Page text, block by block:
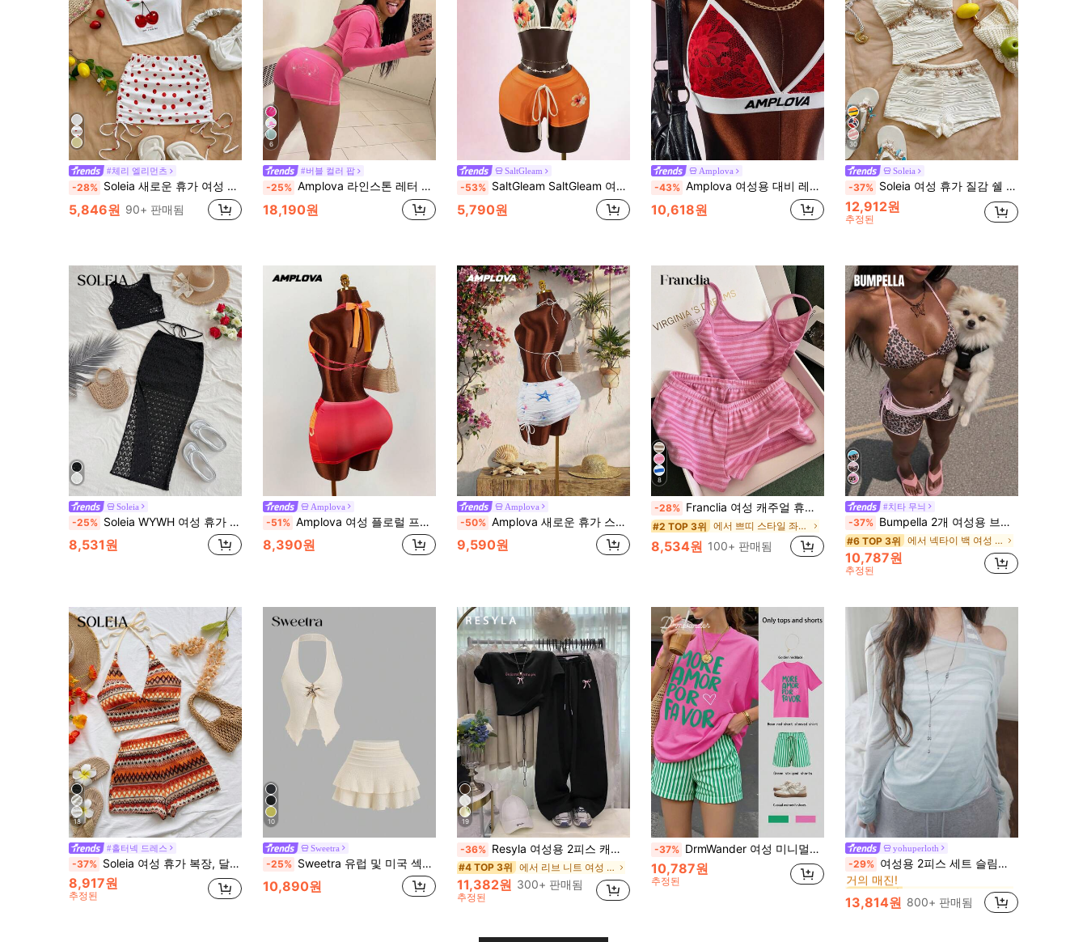
#체리 엘리먼츠
-28% Soleia 새로운 휴가 여성 캐주얼 미니멀리스트 체리 프린트 백리스 크롭 탑 + 물방울 무늬가 있는 플리츠 로우 웨이스트 미니 스커트, 여름 착용에 적합, 그래픽 티셔츠, 야외 착용에 적합, 보헤미안, 보헤미안, 로맨틱 플로럴, 휴가, 플로럴
5,846원 90+ 판매됨
6
#버블 컬러 팝
-25% Amplova 라인스톤 레터 프론트 지퍼 후드 크롭 탑 & 미니 쇼츠 여성 2피스 세트
18,190원
SaltGleam
-53% SaltGleam SaltGleam 여성 프린트 타이업 휴가 점프수트
5,790원
Amplova
-43% Amplova 여성용 대비 레이스 크롭 캐미솔 탑과 반바지 섹시 2피스 세트
10,618원
30
Soleia
-37% Soleia 여성 휴가 질감 쉘 장식 주름 홀터넥 상의 및 반바지 2피스 세트
12,912원
추정된
Soleia
-25% Soleia WYWH 여성 휴가 니트 크로셰 베스트 및 스플릿 헴 스커트 세트, 음악 페스티벌을 위한 보헤미안 스타일
8,531원
Amplova
-51% Amplova 여성 플로럴 프린트 트위스트 프론트 캐미솔 및 바디콘 미니 스커트 섹시 투피스 세트
8,390원
Amplova
-50% Amplova 새로운 휴가 스타일 여성 섹시 백리스 탑 프론트 타이 및 비대칭 밑단, 로우 웨이스트 플리츠 스커트 세트와 매치
9,590원
8
-28% Franclia 여성 캐주얼 휴가 스트라이프 캐미솔 탑 및 반바지 2피스 세트
#2 TOP 3위 에서 쁘띠 스타일 좌표 일치
8,534원 100+ 판매됨
#치타 무늬
-37% Bumpella 2개 여성용 브라 및 반바지 세트, 양면 허리 밴드, 대비되는 색상 레오파드 프린트, 섹시하고 패셔너블하며 휴가에 적합
#6 TOP 3위 에서 넥타이 백 여성 코디네이터
10,787원
추정된
18
#홀터넥 드레스
-37% Soleia 여성 휴가 복장, 달콤하고 귀여운 로맨틱 전원 스타일, 연노랑 질감 니트 브이넥 스파게티 스트랩 타이 탑 및 반바지 2피스 세트, 보헤미안, 보헤미안, 로맨틱 플로럴, 휴가, 플로럴
8,917원
추정된
10
Sweetra
-25% Sweetra 유럽 및 미국 섹시 딥 브이넥 백리스 크롭 탑 및 레트로 메탈 버튼 장식 미니 스커트 투피스 세트, 봄/여름, 휴가, 데이트에 적합
10,890원
19
-36% Resyla 여성용 2피스 캐주얼 & 스포티 여름 의상
#4 TOP 3위 에서 리브 니트 여성 코디네이터
11,382원 300+ 판매됨
추정된
-37% DrmWander 여성 미니멀리스트 프린트 라운드 넥 반팔 상의 및 스트라이프 반바지 2피스 세트
10,787원
추정된
yohuperloth
-29% 여성용 2피스 세트 슬림핏 반투명 스파게티 스트랩 스트라이프 캐미솔 탑 우아한
#1 TOP 3위 에서 여성 투피스 의상
거의 매진!
#1 TOP 3위
거의 매진!
#1 TOP 3위
거의 매진!
#1 TOP 3위 에서 여성 투피스 의상
13,814원 800+ 판매됨